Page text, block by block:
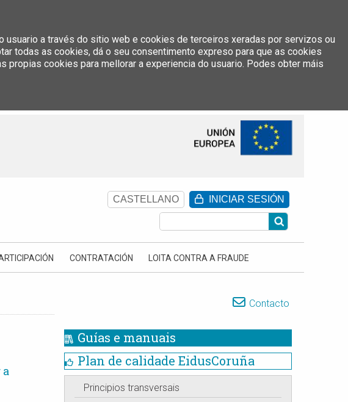
a través do sitio web e cookies de terceiros xeradas por servizos ou
todas as cookies, dá o seu consentimento expreso para que as cookies
cookies para mellorar a experiencia do usuario. Podes obter máis
Contacto
INICIAR SESIÓN
CASTELLANO
CONTRATACIÓN LOITA CONTRA A FRAUDE
a
Guías e manuais
Plan de calidade EidusCoruña
Principios transversais